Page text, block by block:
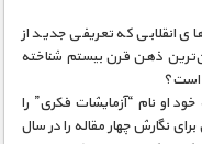
انقلابی که تعریفی جدید از
ذهن قرن بیستم شناخته
است؟
او نام “آزمایشات فکری” را
نگارش چهار مقاله را در سال